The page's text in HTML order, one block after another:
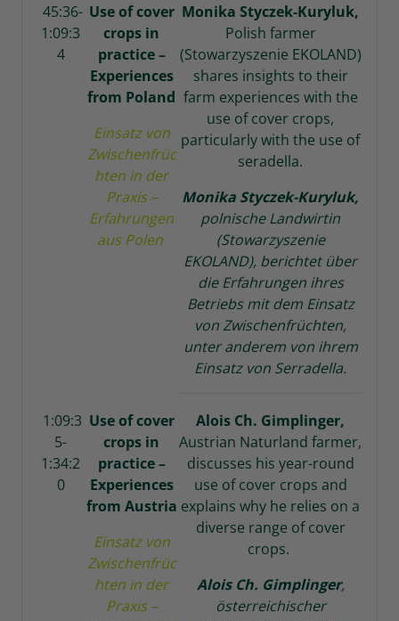
45:36-
1:09:3
4
Use of cover
crops in
practice –
Experiences
from Poland
Einsatz von
Zwischenfrüc
hten in der
Praxis –
Erfahrungen
aus Polen
Monika Styczek-Kuryluk,
Polish farmer
(Stowarzyszenie EKOLAND)
shares insights to their
farm experiences with the
use of cover crops,
particularly with the use of
seradella.
Monika Styczek-Kuryluk,
polnische Landwirtin
(Stowarzyszenie
EKOLAND), berichtet über
die Erfahrungen ihres
Betriebs mit dem Einsatz
von Zwischenfrüchten,
unter anderem von ihrem
Einsatz von Serradella.
1:09:3
5-
1:34:2
0
Use of cover
crops in
practice –
Experiences
from Austria
Einsatz von
Zwischenfrüc
hten in der
Praxis –
Alois Ch. Gimplinger,
Austrian Naturland farmer,
discusses his year-round
use of cover crops and
explains why he relies on a
diverse range of cover
crops.
Alois Ch. Gimplinger,
österreichischer